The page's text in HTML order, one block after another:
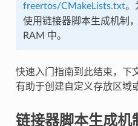
freertos/CMakeLists.txt。
使用链接器脚本生成机制
RAM 中。
快速入门指南到此结束，下
有助于创建自定义存放区域
链接器脚本生成机